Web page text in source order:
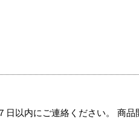
以内にご連絡ください。 商